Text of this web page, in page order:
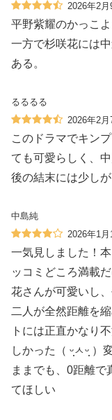
2026年2月
平野紫耀のかっこ
一方で杉咲花には
ある。
るるるる
2026年2月
このドラマでキン
ても可愛らしく、
後の結末には少しが
中島純
2026年1月
一気見しました！
ッコミどころ満載
花さんが可愛いし
二人が全然距離を
トには正直かなり
しかった（ ᵕ̩̩ㅅᵕ̩̩ ）
ままでも、0距離で
てほしい️️